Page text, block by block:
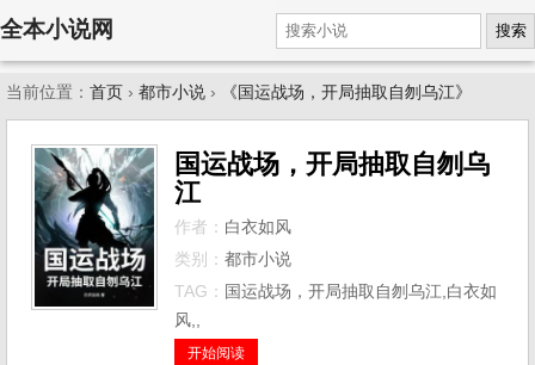
全本小说网 搜索
当前位置： 首页 › 都市小说 › 《国运战场，开局抽取自刎乌江》
国运战场，开局抽取自刎乌
江
作者： 白衣如风
类别： 都市小说
TAG： 国运战场，开局抽取自刎乌江,白衣如
风,,
开始阅读